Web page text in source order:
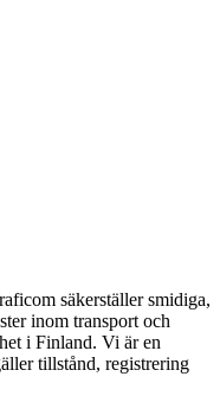
säkerställer smidiga,
inom transport och
i Finland. Vi är en
tillstånd, registrering